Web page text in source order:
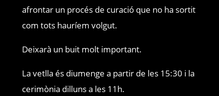
afrontar un procés de curació que no ha sortit
com tots hauríem volgut.
Deixarà un buit molt important.
La vetlla és diumenge a partir de les 15:30 i la
cerimònia dilluns a les 11h.